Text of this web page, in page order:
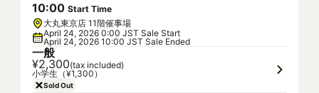
10:00 Start Time
大丸東京店 11階催事場
April 24, 2026 0:00 JST Sale Start
April 24, 2026 10:00 JST Sale Ended
一般
¥2,300(tax included)
小学生（¥1,300）
Sold Out